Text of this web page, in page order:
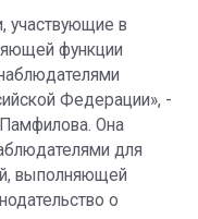
участвующие в
функции
Федерации», -
Она
для
выполняющей
о